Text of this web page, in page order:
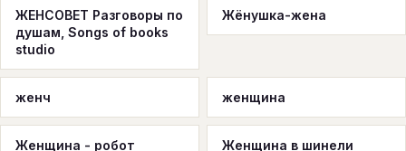
ЖЕНСОВЕТ Разговоры по
душам, Songs of books
studio
Жёнушка-жена
женч женщина
Женщина - робот Женщина в шинели